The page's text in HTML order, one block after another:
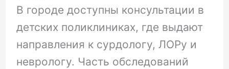
В городе доступны консультации в
детских поликлиниках, где выдают
направления к сурдологу, ЛОРу и
неврологу. Часть обследований